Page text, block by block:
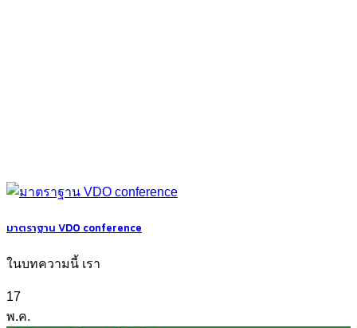
มาตราฐาน VDO conference
ในบทความนี้ เรา
17
พ.ค.